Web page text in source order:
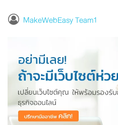
MakeWebEasy Team1